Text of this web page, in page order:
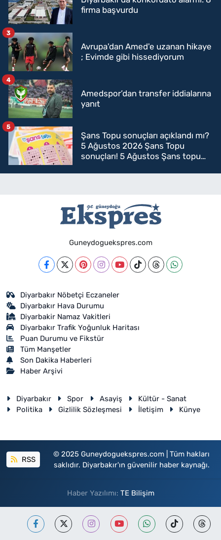
firma başvurdu
Avrupa'dan Amed'e uzanan hikaye
; Evimde gibi hissediyorum
3
Amedspor’dan transfer iddialarına
yanıt
4
Şans Topu sonuçları açıklandı mı?
5 Ağustos 2026 Şans Topu
sonuçları! 5 Ağustos Şans topu
5
Guneydoguekspres.com
Diyarbakır Nöbetçi Eczaneler
Diyarbakır Hava Durumu
Diyarbakir Namaz Vakitleri
Diyarbakır Trafik Yoğunluk Haritası
Puan Durumu ve Fikstür
Tüm Manşetler
Son Dakika Haberleri
Haber Arşivi
Diyarbakır Spor Asayiş
Kültür - Sanat
Politika
Gizlilik Sözleşmesi İletişim Künye
RSS
© 2025 Guneydoguekspres.com | Tüm hakları
saklıdır. Diyarbakır'ın güvenilir haber kaynağı.
Haber Yazılımı: TE Bilişim